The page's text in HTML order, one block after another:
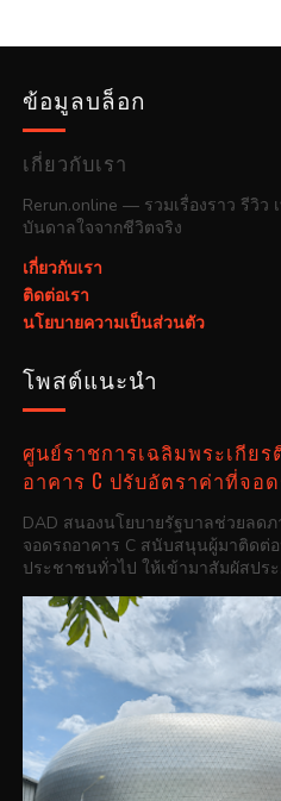
ข้อมูลบล็อก
เกี่ยวกับเรา
Rerun.online — รวมเรื่องราว รีวิ
บันดาลใจจากชีวิตจริง
เกี่ยวกับเรา
ติดต่อเรา
นโยบายความเป็นส่วนตัว
โพสต์แนะนำ
ศูนย์ราชการเฉลิมพระเกียร
อาคาร C ปรับอัตราค่าที่จอ
DAD สนองนโยบายรัฐบาลช่วยลด
จอดรถอาคาร C สนับสนุนผู้มาติดต่
ประชาชนทั่วไป ให้เข้ามาสัมผัสประ